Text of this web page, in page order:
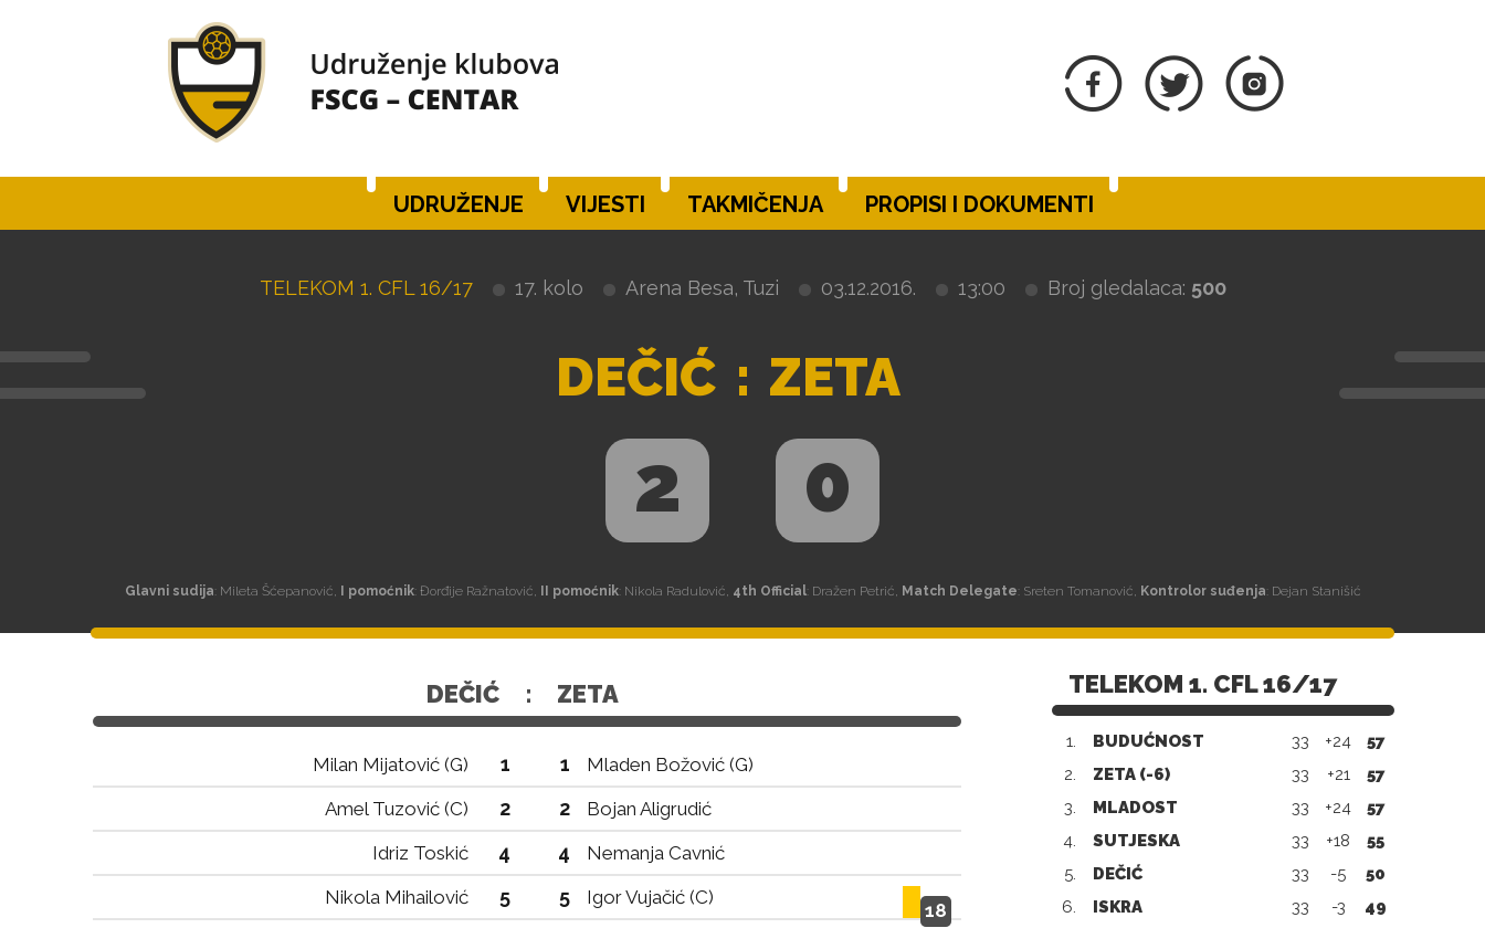
UDRUŽENJE VIJESTI TAKMIČENJA PROPISI I DOKUMENTI
TELEKOM 1. CFL 16/17 17. kolo Arena Besa, Tuzi 03.12.2016. 13:00 Broj gledalaca: 500
DEČIĆ : ZETA
2 0
Glavni sudija: Mileta Šćepanović, I pomoćnik: Đorđije Ražnatović, II pomoćnik: Nikola Radulović, 4th Official: Dražen Petrić, Match Delegate: Sreten Tomanović, Kontrolor suđenja: Dejan Stanišić
DEČIĆ : ZETA
Milan Mijatović (G) 1 1
Mladen Božović (G)
Amel Tuzović (C)
2 2
Bojan Aligrudić
Idriz Toskić
4 4
Nemanja Cavnić
Nikola Mihailović
5 5 Igor Vujačić (C)
18
TELEKOM 1. CFL 16/17
1. BUDUĆNOST 33 +24
57
2.
ZETA (-6) 33 +21
57
3.
MLADOST 33 +24
57
4.
SUTJESKA 33 +18
55
5.
DEČIĆ 33 -5
50
6.
ISKRA 33 -3
49